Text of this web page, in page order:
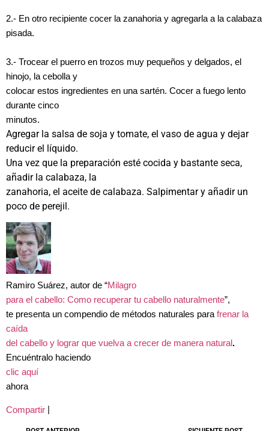
2.- En otro recipiente cocer la zanahoria y agregarla a la calabaza
pisada.
3.- Trocear el puerro en trozos muy pequeños y delgados, el
hinojo, la cebolla y
colocar estos ingredientes en una sartén. Cocer a fuego lento
durante cinco
minutos.
Agregar la salsa de soja y tomate, el vaso de agua y dejar
reducir el líquido.
Una vez que la preparación esté cocida y bastante seca,
añadir la calabaza, la
zanahoria, el aceite de calabaza. Salpimentar y añadir un
poco de perejil.
Ramiro Suárez, autor de “Milagro
para el cabello: Como recuperar tu cabello naturalmente”,
te presenta un compendio de métodos naturales para frenar la
caída
del cabello y lograr que vuelva a crecer de manera natural.
Encuéntralo haciendo
clic aquí
ahora
Compartir |